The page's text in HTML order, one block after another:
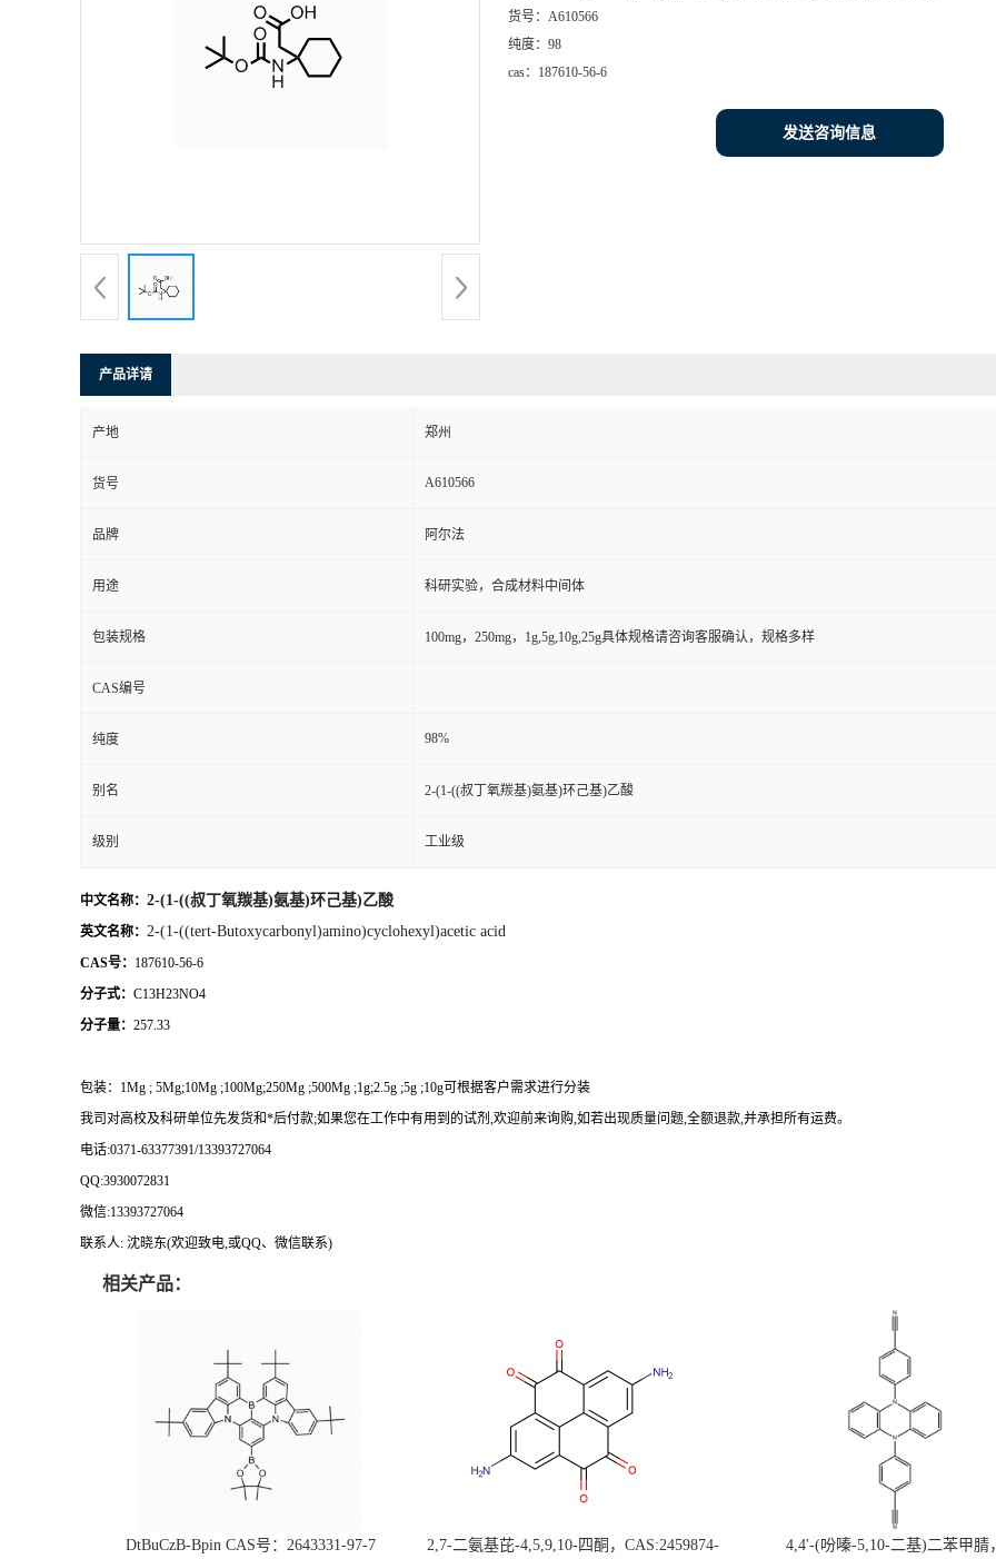
货号： A610566
纯度： 98
cas： 187610-56-6
发送咨询信息
产品详请
产地 郑州
货号 A610566
品牌 阿尔法
用途 科研实验，合成材料中间体
包装规格 100mg，250mg，1g,5g,10g,25g具体规格请咨询客服确认，规格多样
CAS编号
纯度 98%
别名 2-(1-((叔丁氧羰基)氨基)环己基)乙酸
级别 工业级
中文名称： 2-(1-((叔丁氧羰基)氨基)环己基)乙酸
英文名称： 2-(1-((tert-Butoxycarbonyl)amino)cyclohexyl)acetic acid
CAS号： 187610-56-6
分子式： C13H23NO4
分子量： 257.33
包装： 1Mg ; 5Mg;10Mg ;100Mg;250Mg ;500Mg ;1g;2.5g ;5g ;10g可根据客户需求进行分装
我司对高校及科研单位先发货和*后付款;如果您在工作中有用到的试剂 ,欢迎前来询购,如若出现质量问题,全额退款,并承担所有运费。
电话:0371-63377391/13393727064
QQ:3930072831
微信:13393727064
联系人: 沈晓东(欢迎致电,或QQ、微信联系)
相关产品：
DtBuCzB-Bpin CAS号：2643331-97-7 2,7-二氨基芘-4,5,9,10-四酮，CAS:2459874- 4,4'-(吩嗪-5,10-二基)二苯甲腈